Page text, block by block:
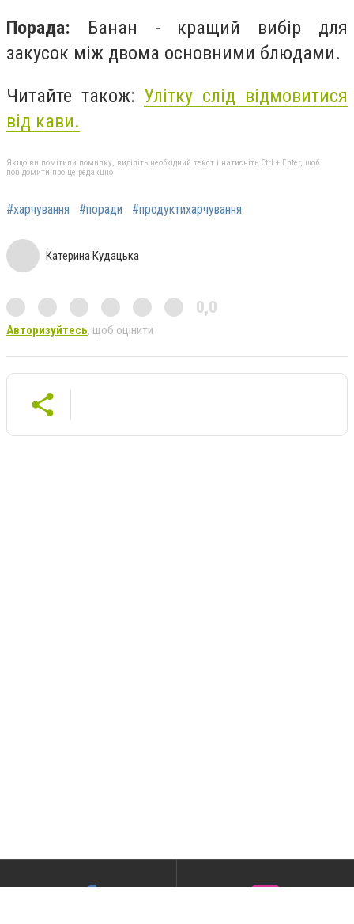
Порада: Банан - кращий вибір для
закусок між двома основними блюдами.
Читайте також: Улітку слід відмовитися
від кави.
Якщо ви помітили помилку, виділіть необхідний текст і натисніть Ctrl + Enter, щоб
повідомити про це редакцію
#харчування #поради #продуктихарчування
Катерина Кудацька
0,0
Авторизуйтесь, щоб оцінити